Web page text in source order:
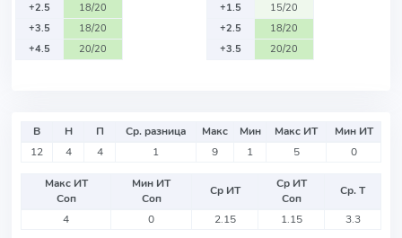
+2.5
18/20
+3.5
18/20
+4.5
20/20
+1.5
15/20
+2.5
18/20
+3.5
20/20
В Н П Ср. разница Макс Мин Макс ИТ
Мин ИТ
12
4 4 1 9 1 5 0
Макс ИТ
Соп
Мин ИТ
Соп
Ср ИТ
Ср ИТ
Соп
Ср. Т
4
0 2.15 1.15 3.3